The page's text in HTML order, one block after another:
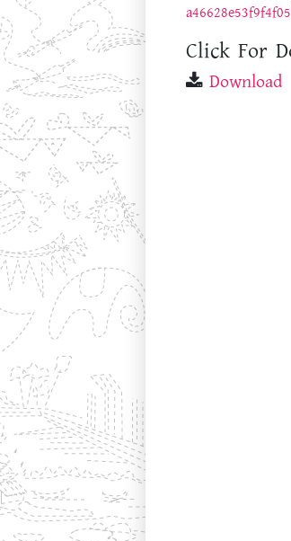
Click For
Download